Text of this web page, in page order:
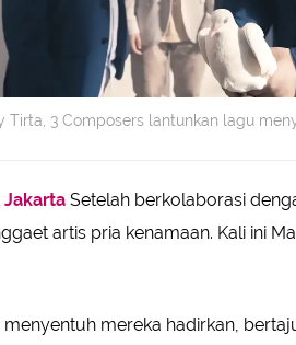
Tirta, 3 Composers lantunkan lagu
Jakarta Setelah berkolaborasi
artis pria kenamaan. Kali ini
mereka hadirkan,